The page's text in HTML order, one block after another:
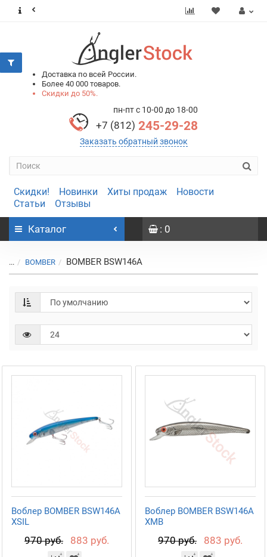
Доставка по всей России.
Более 40 000 товаров.
Скидки до 50%.
пн-пт с 10-00 до 18-00
+7 (812) 245-29-28
Заказать обратный звонок
Скидки! Новинки Хиты продаж
Новости
Статьи
Отзывы
Каталог : 0
... BOMBER BOMBER BSW146A
Воблер BOMBER BSW146A
XSIL
970 руб. 883 руб.
Воблер BOMBER BSW146A
XMB
970 руб. 883 руб.